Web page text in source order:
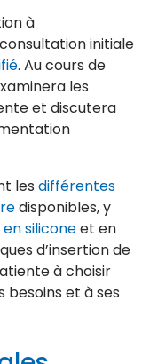
à
initiale
. Au cours de
les
et discutera
les différentes
disponibles, y
siliconeet en
d’insertion de
à choisir
besoins et à ses